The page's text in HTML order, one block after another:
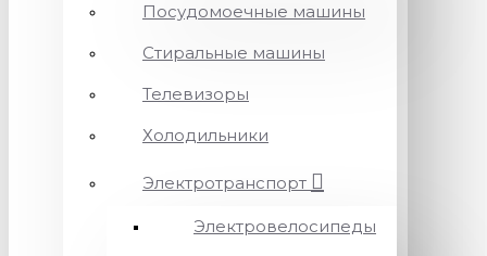
Посудомоечные машины
Стиральные машины
Телевизоры
Холодильники
Электротранспорт
Электровелосипеды